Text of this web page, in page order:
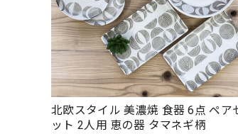
北欧スタイル 美濃焼 食器 6点 ペア
ット 2人用 恵の器 タマネギ柄